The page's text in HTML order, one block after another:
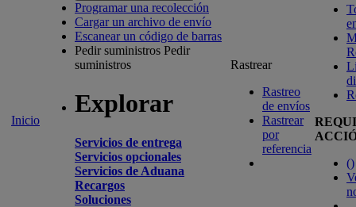
Inicio
Programar una recolección
Cargar un archivo de envío
Escanear un código de barras
Pedir suministros Pedir
suministros
Explorar
Servicios de entrega
Servicios opcionales
Servicios de Aduana
Recargos
Soluciones
Rastrear
Rastreo
de envíos
Rastrear
por
referencia
()